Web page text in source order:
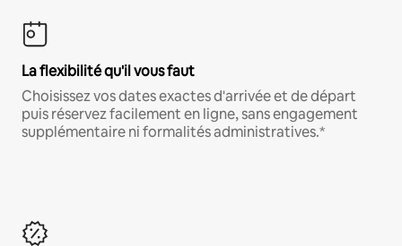
La flexibilité qu'il vous faut
Choisissez vos dates exactes d'arrivée et de départ
puis réservez facilement en ligne, sans engagement
supplémentaire ni formalités administratives.*